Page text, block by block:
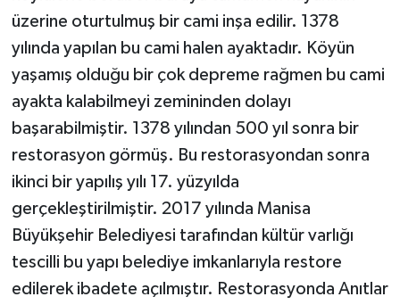
üzerine oturtulmuş bir cami inşa edilir. 1378
yılında yapılan bu cami halen ayaktadır. Köyün
yaşamış olduğu bir çok depreme rağmen bu cami
ayakta kalabilmeyi zemininden dolayı
başarabilmiştir. 1378 yılından 500 yıl sonra bir
restorasyon görmüş. Bu restorasyondan sonra
ikinci bir yapılış yılı 17. yüzyılda
gerçekleştirilmiştir. 2017 yılında Manisa
Büyükşehir Belediyesi tarafından kültür varlığı
tescilli bu yapı belediye imkanlarıyla restore
edilerek ibadete açılmıştır. Restorasyonda Anıtlar